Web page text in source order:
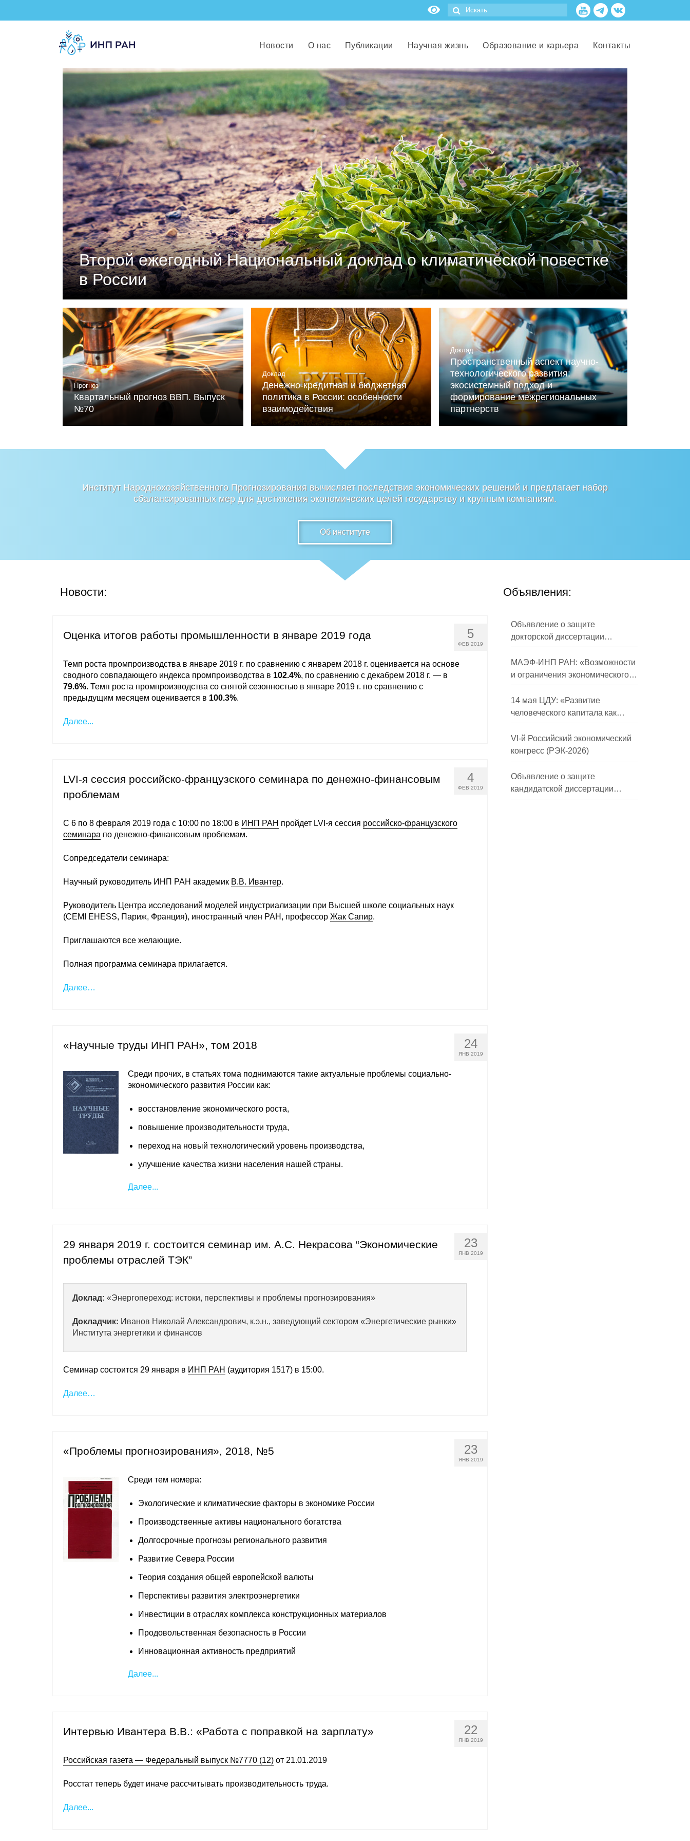
Новости О нас Публикации Научная жизнь Образование и карьера Контакты
Второй ежегодный Национальный доклад о климатической повестке
в России
Документ подготовлен Российским союзом промышленников и предпринимателей (РСПП) совместно с центром
«Климатическая политика и экономика России» (при ИНП РАН) при участии Национального Альянса по вопросам
устойчивого развития и Фонда Мельниченко.
Читать
Прогноз
Квартальный прогноз ВВП. Выпуск
№70
Доклад
Денежно-кредитная и бюджетная
политика в России: особенности
взаимодействия
Доклад
Пространственный аспект научно-
технологического развития:
экосистемный подход и
формирование межрегиональных
партнерств
Институт Народнохозяйственного Прогнозирования вычисляет последствия экономических решений и предлагает набор
сбалансированных мер для достижения экономических целей государству и крупным компаниям.
Об институте
Новости:
5
ФЕВ 2019
Оценка итогов работы промышленности в январе 2019 года
Темп роста промпроизводства в январе 2019 г. по сравнению с январем 2018 г. оценивается на основе
сводного совпадающего индекса промпроизводства в 102.4%, по сравнению с декабрем 2018 г. — в
79.6%. Темп роста промпроизводства со снятой сезонностью в январе 2019 г. по сравнению с
предыдущим месяцем оценивается в 100.3%.
Далее...
4
ФЕВ 2019
LVI-я сессия российско-французского семинара по денежно-финансовым
проблемам
С 6 по 8 февраля 2019 года c 10:00 по 18:00 в ИНП РАН пройдет LVI-я сессия российско-французского
семинара по денежно-финансовым проблемам.
Сопредседатели семинара:
Научный руководитель ИНП РАН академик В.В. Ивантер.
Руководитель Центра исследований моделей индустриализации при Высшей школе социальных наук
(CEMI EHESS, Париж, Франция), иностранный член РАН, профессор Жак Сапир.
Приглашаются все желающие.
Полная программа семинара прилагается.
Далее…
24
ЯНВ 2019
«Научные труды ИНП РАН», том 2018
Среди прочих, в статьях тома поднимаются такие актуальные проблемы социально-
экономического развития России как:
восстановление экономического роста,
повышение производительности труда,
переход на новый технологический уровень производства,
улучшение качества жизни населения нашей страны.
Далее...
23
ЯНВ 2019
29 января 2019 г. состоится семинар им. А.С. Некрасова “Экономические
проблемы отраслей ТЭК”
Доклад: «Энергопереход: истоки, перспективы и проблемы прогнозирования»
Докладчик: Иванов Николай Александрович, к.э.н., заведующий сектором «Энергетические рынки»
Института энергетики и финансов
Семинар состоится 29 января в ИНП РАН (аудитория 1517) в 15:00.
Далее…
23
ЯНВ 2019
«Проблемы прогнозирования», 2018, №5
Среди тем номера:
Экологические и климатические факторы в экономике России
Производственные активы национального богатства
Долгосрочные прогнозы регионального развития
Развитие Севера России
Теория создания общей европейской валюты
Перспективы развития электроэнергетики
Инвестиции в отраслях комплекса конструкционных материалов
Продовольственная безопасность в России
Инновационная активность предприятий
Далее...
22
ЯНВ 2019
Интервью Ивантера В.В.: «Работа с поправкой на зарплату»
Российская газета — Федеральный выпуск №7770 (12) от 21.01.2019
Росстат теперь будет иначе рассчитывать производительность труда.
Далее...
Объявления:
Объявление о защите
докторской диссертации
Кузнецова Михаила
Евгеньевича
МАЭФ-ИНП РАН: «Возможности
и ограничения экономического
развития России в средне- и
долгосрочной перспективе»
14 мая ЦДУ: «Развитие
человеческого капитала как
фактор экономического роста»
VI-й Российский экономический
конгресс (РЭК-2026)
Объявление о защите
кандидатской диссертации
Трындиной Николь Сергеевны